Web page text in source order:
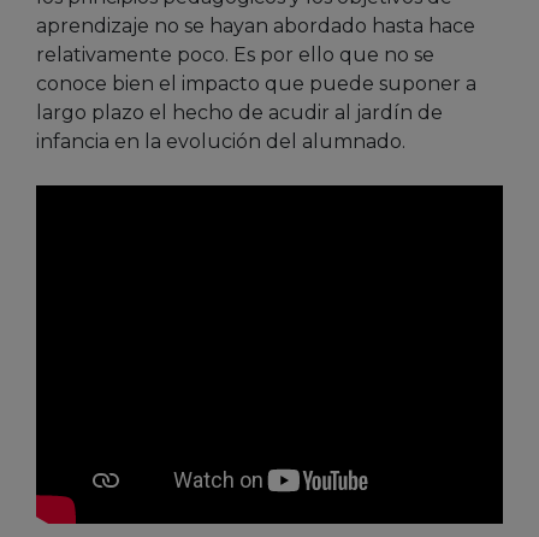
aprendizaje no se hayan abordado hasta hace
relativamente poco. Es por ello que no se
conoce bien el impacto que puede suponer a
largo plazo el hecho de acudir al jardín de
infancia en la evolución del alumnado.